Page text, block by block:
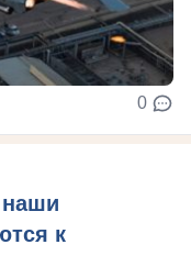
0
наши
к